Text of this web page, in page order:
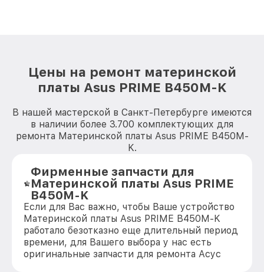
Цены на ремонт материнской
платы Asus PRIME B450M-K
В нашей мастерской в Санкт-Петербурге имеются
в наличии более 3.700 комплектующих для
ремонта Материнской платы Asus PRIME B450M-
K.
Фирменные запчасти для
Материнской платы Asus PRIME
B450M-K
Если для Вас важно, чтобы Ваше устройство
Материнской платы Asus PRIME B450M-K
работало безотказно еще длительный период
времени, для Вашего выбора у нас есть
оригинальные запчасти для ремонта Асус